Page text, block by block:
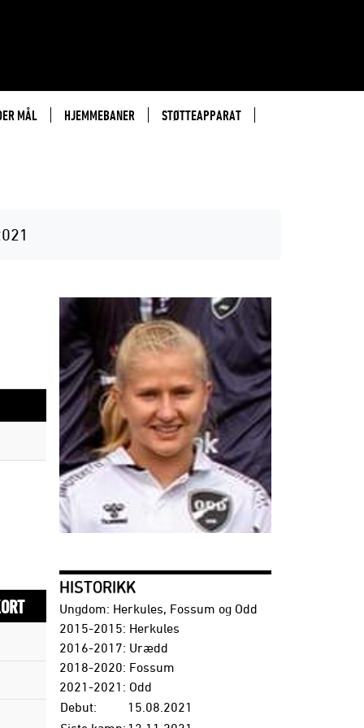
MÅL HJEMMEBANER STØTTEAPPARAT
HISTORIKK
Ungdom: Herkules, Fossum og Odd
2015-2015: Herkules
2016-2017: Urædd
2018-2020: Fossum
2021-2021: Odd
Debut:
15.08.2021